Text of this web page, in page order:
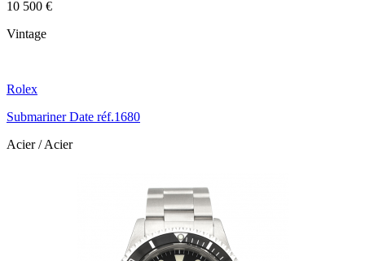
10 500 €
Vintage
Rolex
Submariner Date réf.1680
Acier / Acier